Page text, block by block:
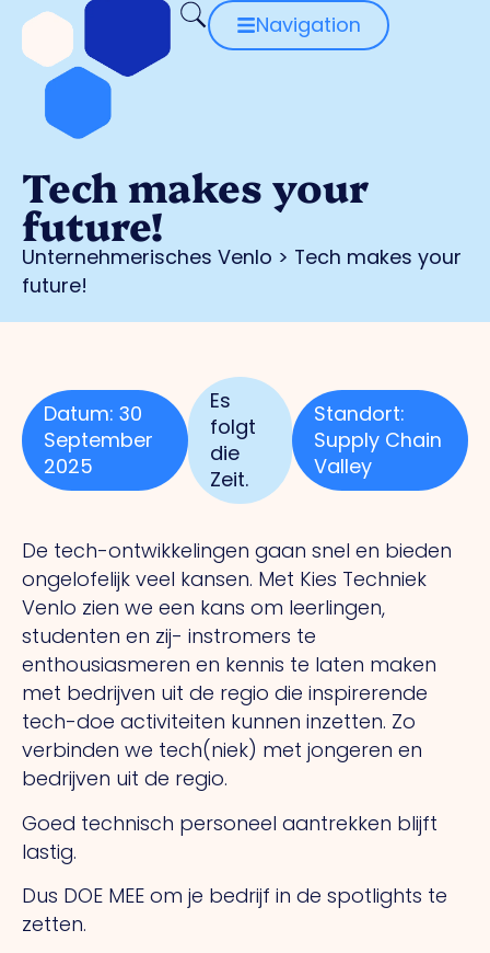
Navigation
Tech makes your
future!
Unternehmerisches Venlo > Tech makes your
future!
Datum: 30
September
2025
Es
folgt
die
Zeit.
Standort:
Supply Chain
Valley
De tech-ontwikkelingen gaan snel en bieden
ongelofelijk veel kansen. Met Kies Techniek
Venlo zien we een kans om leerlingen,
studenten en zij- instromers te
enthousiasmeren en kennis te laten maken
met bedrijven uit de regio die inspirerende
tech-doe activiteiten kunnen inzetten. Zo
verbinden we tech(niek) met jongeren en
bedrijven uit de regio.
Goed technisch personeel aantrekken blijft
lastig.
Dus DOE MEE om je bedrijf in de spotlights te
zetten.